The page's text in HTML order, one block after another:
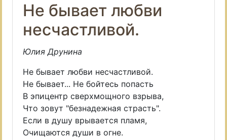
Не бывает любви
несчастливой.
Юлия Друнина
Не бывает любви несчастливой.
Не бывает... Не бойтесь попасть
В эпицентр сверхмощного взрыва,
Что зовут "безнадежная страсть".
Если в душу врывается пламя,
Очищаются души в огне.